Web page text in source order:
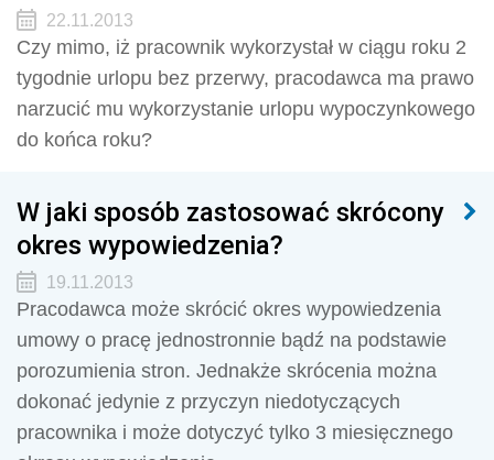
22.11.2013
Czy mimo, iż pracownik wykorzystał w ciągu roku 2
tygodnie urlopu bez przerwy, pracodawca ma prawo
narzucić mu wykorzystanie urlopu wypoczynkowego
do końca roku?
W jaki sposób zastosować skrócony
okres wypowiedzenia?
19.11.2013
Pracodawca może skrócić okres wypowiedzenia
umowy o pracę jednostronnie bądź na podstawie
porozumienia stron. Jednakże skrócenia można
dokonać jedynie z przyczyn niedotyczących
pracownika i może dotyczyć tylko 3 miesięcznego